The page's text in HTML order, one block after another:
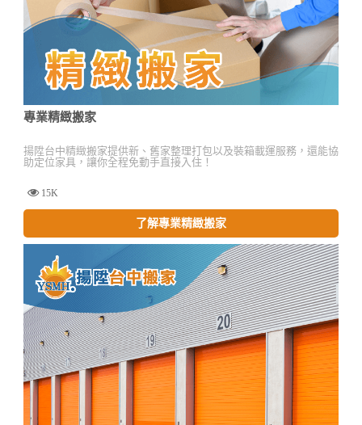
專業精緻搬家
揚陞台中精緻搬家提供新、舊家整理打包以及裝箱載運服務，還能協
助定位家具，讓你全程免動手直接入住！
15K
了解專業精緻搬家